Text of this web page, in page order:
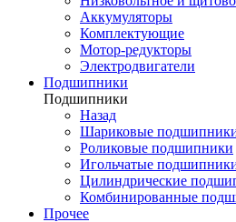
Аккумуляторы
Комплектующие
Мотор-редукторы
Электродвигатели
Подшипники
Подшипники
Назад
Шариковые
Роликовые подшипники
Игольчатые
Цилиндрические
Комбинированные
Прочее